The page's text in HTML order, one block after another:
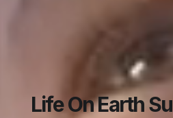
LifeOnEarthSu